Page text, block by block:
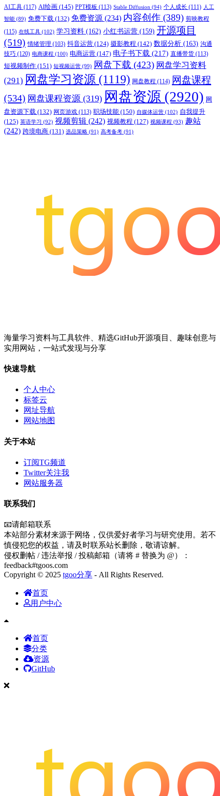
AI工具 (117) AI绘画 (145) PPT模板 (113) Stable Diffusion (94) 个人成长 (111) 人工
智能 (89) 免费下载 (132) 免费资源 (234) 内容创作 (389) 剪映教程
(115) 在线工具 (102) 学习资料 (162) 小红书运营 (159) 开源项目
(519) 情绪管理 (103) 抖音运营 (124) 摄影教程 (142) 数据分析 (163) 沟通
技巧 (120) 电商课程 (100) 电商运营 (147) 电子书下载 (217) 直播带货 (113)
短视频制作 (151) 短视频运营 (99) 网盘下载 (423) 网盘学习资料
(291) 网盘学习资源 (1119) 网盘教程 (114) 网盘课程
(534) 网盘课程资源 (319) 网盘资源 (2920) 网
盘资源下载 (132) 网页游戏 (113) 职场技能 (150) 自媒体运营 (102) 自我提升
(125) 英语学习 (92) 视频剪辑 (242) 视频教程 (127) 视频课程 (93) 趣站
(242) 跨境电商 (131) 选品策略 (91) 高考备考 (91)
海量学习资料与工具软件、精选GitHub开源项目、趣味创意与
实用网站，一站式发现与分享
快速导航
个人中心
标签云
网址导航
网站地图
关于本站
订阅TG频道
Twitter关注我
网站服务器
联系我们
📧请邮箱联系
本站部分素材来源于网络，仅供爱好者学习与研究使用。若不
慎侵犯您的权益，请及时联系站长删除，敬请谅解。
侵权删帖 / 违法举报 / 投稿邮箱（请将 # 替换为 @）：
feedback#tgoos.com
Copyright © 2025 tgoo分享 - All Rights Reserved.
首页
用户中心
首页
分类
资源
GitHub